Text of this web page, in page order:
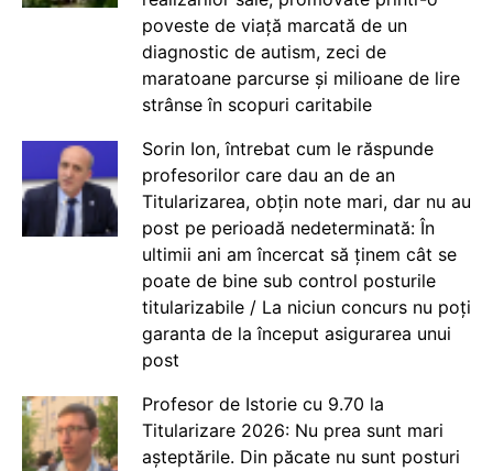
poveste de viață marcată de un
diagnostic de autism, zeci de
maratoane parcurse și milioane de lire
strânse în scopuri caritabile
Sorin Ion, întrebat cum le răspunde
profesorilor care dau an de an
Titularizarea, obțin note mari, dar nu au
post pe perioadă nedeterminată: În
ultimii ani am încercat să ținem cât se
poate de bine sub control posturile
titularizabile / La niciun concurs nu poți
garanta de la început asigurarea unui
post
Profesor de Istorie cu 9.70 la
Titularizare 2026: Nu prea sunt mari
așteptările. Din păcate nu sunt posturi